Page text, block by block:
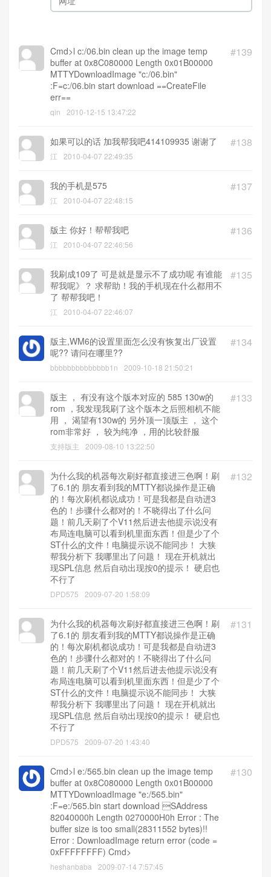
#139
Cmd>l c:/06.bin clean up the image temp
buffer at 0x8C080000 Length 0x01B00000
MTTYDownloadImage "c:/06.bin"
:F=c:/06.bin start download ==CreateFile
err==
qin 2010-12-15 13:47:22
#138
如果可以的话 加我帮我吧414109935 谢谢了
江 2010-04-07 22:49:35
#137
我的手机是575
江 2010-04-07 22:48:15
#136
版主 你好！帮帮我吧
江 2010-04-07 22:46:56
#135
我刷成109了 可是就是显示不了成功呢 有谁能
帮我呢》？ 求帮助！我的手机现在什么都用不
了 帮帮我吧！
江 2010-04-07 22:46:07
#134
版主,WM6的设置里面怎么没有恢复出厂设置
呢?? 请问在哪里??
bbbbbbbbbbbbbb1n 2009-10-18 21:50:21
#133
版主 ， 有没有这个版本对应的 585 130w的
rom ，我发现我刷了这个版本之后照相机不能
用 ， 渴望有130w的 另外顶一顶版主 ， 这个
rom非常好 ， 较为纯净 ，用的比较舒服
支持版主 2009-08-10 13:22:50
#132
为什么我的机器每次刷好都直接进三色啊！刷
了6.1的 朋友看到我的MTTY都说操作是正确
的！每次刷机都说成功！可是我都是自动进3
色的！步骤什么都对的！不晓得出了什么问
题！前几天刷了个V11然后进去他提示说没有
布局连电脑可以看到机里面东西！但是少了个
ST什么的文件！电脑提示说不能同步！ 大狭
帮我分析下 我哪里出了问题！ 现在开机就出
现SPL信息 然后自动出现按0的提示！ 硬启也
不行了
DPD575 2009-07-20 1:58:09
#131
为什么我的机器每次刷好都直接进三色啊！刷
了6.1的 朋友看到我的MTTY都说操作是正确
的！每次刷机都说成功！可是我都是自动进3
色的！步骤什么都对的！不晓得出了什么问
题！前几天刷了个V11然后进去他提示说没有
布局连电脑可以看到机里面东西！但是少了个
ST什么的文件！电脑提示说不能同步！ 大狭
帮我分析下 我哪里出了问题！ 现在开机就出
现SPL信息 然后自动出现按0的提示！ 硬启也
不行了
DPD575 2009-07-20 1:43:40
#130
Cmd>l e:/565.bin clean up the image temp
buffer at 0x8C080000 Length 0x01B00000
MTTYDownloadImage "e:/565.bin"
:F=e:/565.bin start download SAddress
82040000h Length 0270000H0h Error : The
buffer size is too small(28311552 bytes)!!
Error : DownloadImage return error (code =
0xFFFFFFFF) Cmd>
heshanbaba 2009-07-14 7:57:45